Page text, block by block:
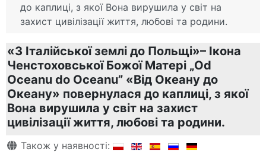
до каплиці, з якої Вона вирушила у світ на
захист цивілізації життя, любові та родини.
«З Італійської землі до Польщі»– Ікона
Ченстоховської Божої Матері „Od
Oceanu do Oceanu” «Від Oкеану до
Oкеану» повернулася до каплиці, з якої
Вона вирушила у світ на захист
цивілізації життя, любові та родини.
Деталі
Також у наявності: